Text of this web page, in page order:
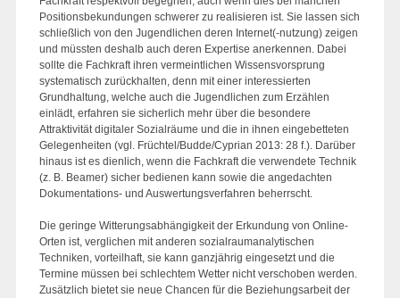
Positionsbekundungen schwerer zu realisieren ist. Sie lassen sich
schließlich von den Jugendlichen deren Internet(-nutzung) zeigen
und müssten deshalb auch deren Expertise anerkennen. Dabei
sollte die Fachkraft ihren vermeintlichen Wissensvorsprung
systematisch zurückhalten, denn mit einer interessierten
Grundhaltung, welche auch die Jugendlichen zum Erzählen
einlädt, erfahren sie sicherlich mehr über die besondere
Attraktivität digitaler Sozialräume und die in ihnen eingebetteten
Gelegenheiten (vgl. Früchtel/Budde/Cyprian 2013: 28 f.). Darüber
hinaus ist es dienlich, wenn die Fachkraft die verwendete Technik
(z. B. Beamer) sicher bedienen kann sowie die angedachten
Dokumentations- und Auswertungsverfahren beherrscht.
Die geringe Witterungsabhängigkeit der Erkundung von Online-
Orten ist, verglichen mit anderen sozialraumanalytischen
Techniken, vorteilhaft, sie kann ganzjährig eingesetzt und die
Termine müssen bei schlechtem Wetter nicht verschoben werden.
Zusätzlich bietet sie neue Chancen für die Beziehungsarbeit der